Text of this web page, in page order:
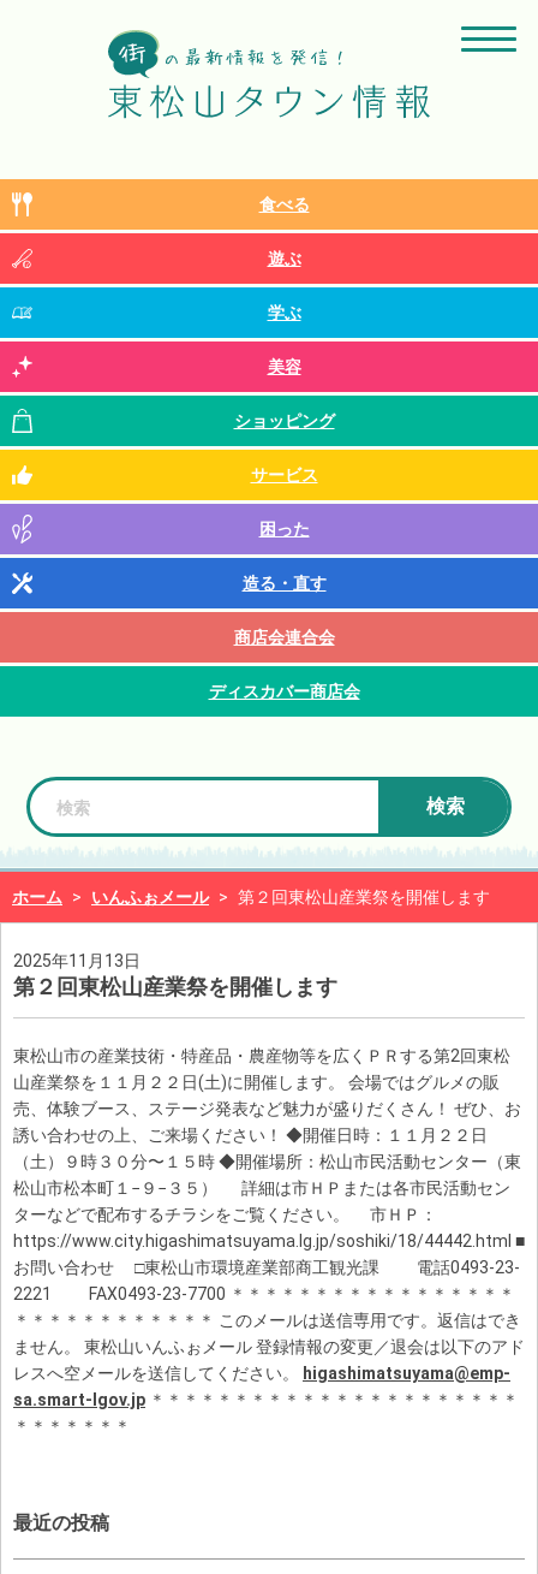
食べる
遊ぶ
学ぶ
美容
ショッピング
サービス
困った
造る・直す
商店会連合会
ディスカバー商店会
検索
ホーム > いんふぉメール > 第２回東松山産業祭を開催します
2025年11月13日
第２回東松山産業祭を開催します
東松山市の産業技術・特産品・農産物等を広くＰＲする第2回東松
山産業祭を１１月２２日(土)に開催します。 会場ではグルメの販
売、体験ブース、ステージ発表など魅力が盛りだくさん！ ぜひ、お
誘い合わせの上、ご来場ください！ ◆開催日時：１１月２２日
（土）９時３０分〜１５時 ◆開催場所：松山市民活動センター（東
松山市松本町１−９−３５） 詳細は市ＨＰまたは各市民活動セン
ターなどで配布するチラシをご覧ください。 市ＨＰ：
https://www.city.higashimatsuyama.lg.jp/soshiki/18/44442.html ■
お問い合わせ □東松山市環境産業部商工観光課 電話0493-23-
2221 FAX0493-23-7700 ＊＊＊＊＊＊＊＊＊＊＊＊＊＊＊＊＊
＊＊＊＊＊＊＊＊＊＊＊＊ このメールは送信専用です。返信はでき
ません。 東松山いんふぉメール 登録情報の変更／退会は以下のアド
レスへ空メールを送信してください。
higashimatsuyama@emp-
sa.smart-lgov.jp ＊＊＊＊＊＊＊＊＊＊＊＊＊＊＊＊＊＊＊＊＊＊
＊＊＊＊＊＊＊
最近の投稿